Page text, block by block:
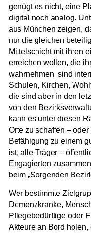
genügt es nicht, eine
digital noch analog.
aus München zeigen,
nur die gleichen
Mittelschicht mit ihren
erreichen wollen, die
wahrnehmen, sind
Schulen, Kirchen,
die sind aber in den
von den
kann es unter diesen
Orte zu schaffen –
Befähigung zu einem
ist, alle Träger –
Engagierten
beim „Sorgenden
Wer bestimmte
Demenzkranke,
Pflegebedürftige oder
Akteure an Bord holen,